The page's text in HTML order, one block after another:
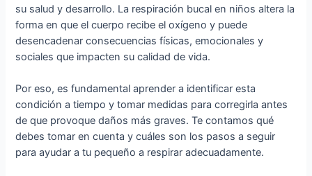
su salud y desarrollo. La respiración bucal en niños altera la
forma en que el cuerpo recibe el oxígeno y puede
desencadenar consecuencias físicas, emocionales y
sociales que impacten su calidad de vida.
Por eso, es fundamental aprender a identificar esta
condición a tiempo y tomar medidas para corregirla antes
de que provoque daños más graves. Te contamos qué
debes tomar en cuenta y cuáles son los pasos a seguir
para ayudar a tu pequeño a respirar adecuadamente.